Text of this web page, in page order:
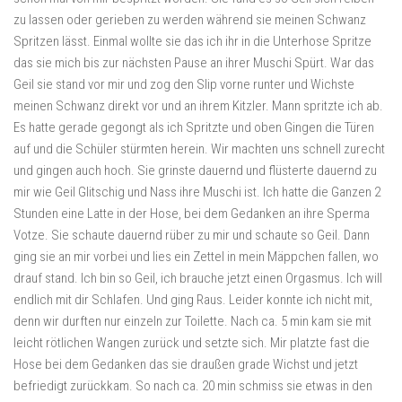
zu lassen oder gerieben zu werden während sie meinen Schwanz
Spritzen lässt. Einmal wollte sie das ich ihr in die Unterhose Spritze
das sie mich bis zur nächsten Pause an ihrer Muschi Spürt. War das
Geil sie stand vor mir und zog den Slip vorne runter und Wichste
meinen Schwanz direkt vor und an ihrem Kitzler. Mann spritzte ich ab.
Es hatte gerade gegongt als ich Spritzte und oben Gingen die Türen
auf und die Schüler stürmten herein. Wir machten uns schnell zurecht
und gingen auch hoch. Sie grinste dauernd und flüsterte dauernd zu
mir wie Geil Glitschig und Nass ihre Muschi ist. Ich hatte die Ganzen 2
Stunden eine Latte in der Hose, bei dem Gedanken an ihre Sperma
Votze. Sie schaute dauernd rüber zu mir und schaute so Geil. Dann
ging sie an mir vorbei und lies ein Zettel in mein Mäppchen fallen, wo
drauf stand. Ich bin so Geil, ich brauche jetzt einen Orgasmus. Ich will
endlich mit dir Schlafen. Und ging Raus. Leider konnte ich nicht mit,
denn wir durften nur einzeln zur Toilette. Nach ca. 5 min kam sie mit
leicht rötlichen Wangen zurück und setzte sich. Mir platzte fast die
Hose bei dem Gedanken das sie draußen grade Wichst und jetzt
befriedigt zurückkam. So nach ca. 20 min schmiss sie etwas in den